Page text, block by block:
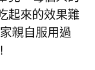
起來的效果難
親自服用過